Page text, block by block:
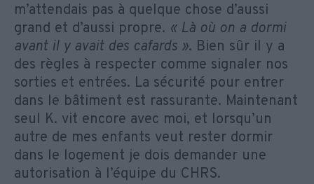
m’attendais pas à quelque chose d’aussi
grand et d’aussi propre. « Là où on a dormi
avant il y avait des cafards ». Bien sûr il y a
des règles à respecter comme signaler nos
sorties et entrées. La sécurité pour entrer
dans le bâtiment est rassurante. Maintenant
seul K. vit encore avec moi, et lorsqu’un
autre de mes enfants veut rester dormir
dans le logement je dois demander une
autorisation à l’équipe du CHRS.